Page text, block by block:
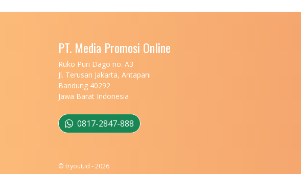
PT. Media Promosi Online
Ruko Puri Dago no. A3
Jl. Terusan Jakarta, Antapani
Bandung 40292
Jawa Barat Indonesia
0817-2847-888
© tryout.id - 2026